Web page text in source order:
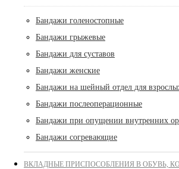
Бандажи голеностопные
Бандажи грыжевые
Бандажи для суставов
Бандажи женские
Бандажи на шейный отдел для
Бандажи послеоперационные
Бандажи при опущении внутренних
Бандажи согревающие
ВКЛАДНЫЕ ПРИСПОСОБЛЕНИЯ В ОБУВЬ,